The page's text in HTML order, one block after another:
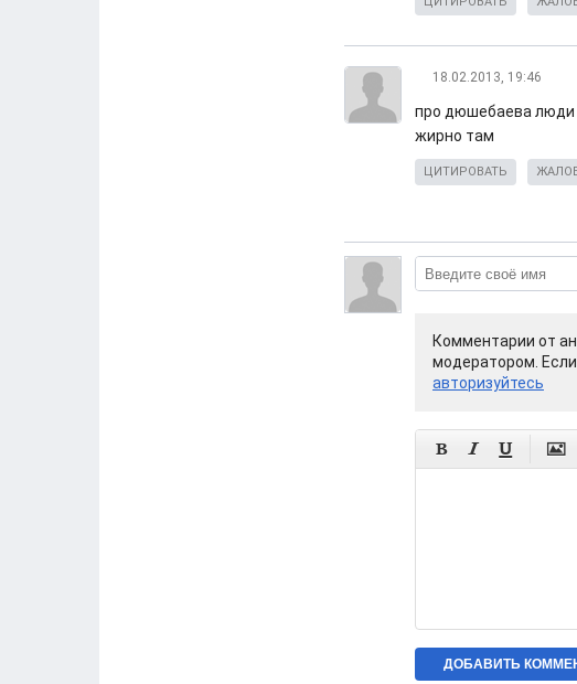
18.02.2013, 19:46
про дюшебаева люди
жирно там
ЦИТИРОВАТЬ
Комментарии от
модератором.
авторизуйтесь
   